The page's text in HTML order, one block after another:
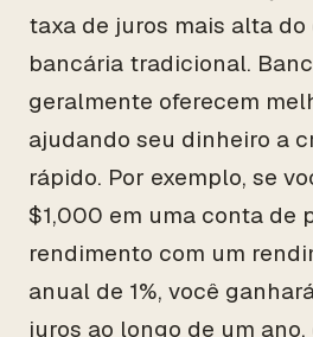
taxa de juros mais alta
bancária tradicional.
geralmente oferecem
ajudando seu dinheiro a
rápido. Por exemplo, se
$1,000 em uma conta de
rendimento com um
anual de 1%, você
juros ao longo de um